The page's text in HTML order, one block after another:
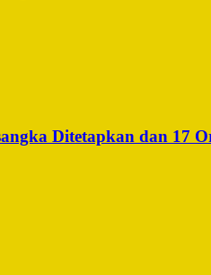
Ditetapkan dan 17